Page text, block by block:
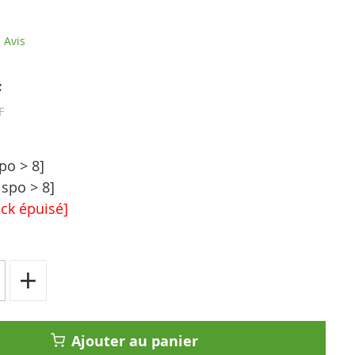
Avis
> 8]
> 8]
épuisé]
+
Ajouter au panier